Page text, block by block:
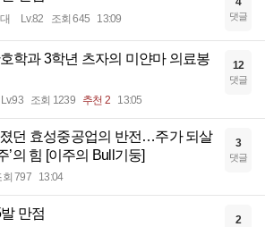
Lv.82 조회 645 13:09 댓글
학과 3학년 츠자의 미얀마 의료봉
Lv.93 조회 1239 추천 2 13:05
12
댓글
던 효성중공업의 반전…주가 되살
’의 힘 [이주의 Bull기둥]
회 797 13:04
3
댓글
만점 2